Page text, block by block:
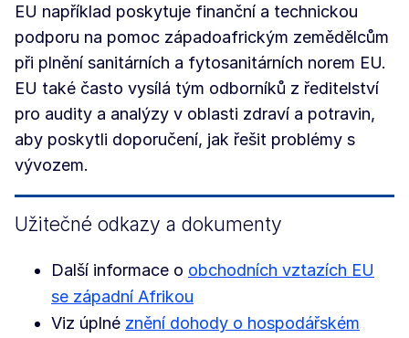
EU například poskytuje finanční a technickou
podporu na pomoc západoafrickým zemědělcům
při plnění sanitárních a fytosanitárních norem EU.
EU také často vysílá tým odborníků z ředitelství
pro audity a analýzy v oblasti zdraví a potravin,
aby poskytli doporučení, jak řešit problémy s
vývozem.
Užitečné odkazy a dokumenty
Další informace o obchodních vztazích EU
se západní Afrikou
Viz úplné znění dohody o hospodářském